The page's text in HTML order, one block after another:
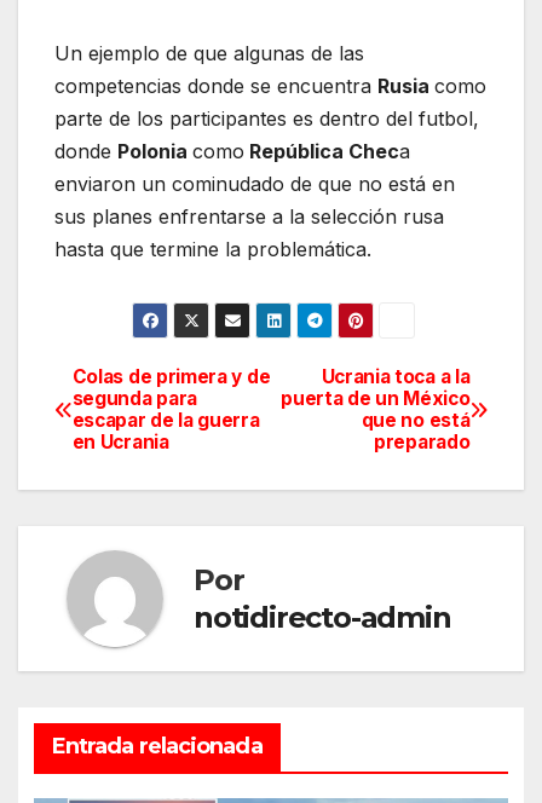
Un ejemplo de que algunas de las
competencias donde se encuentra Rusia como
parte de los participantes es dentro del futbol,
donde Polonia como República Checa
enviaron un cominudado de que no está en
sus planes enfrentarse a la selección rusa
hasta que termine la problemática.
Navegación
de
entradas
Ucrania toca a la
puerta de un México
que no está
preparado
Colas de primera y de
segunda para
escapar de la guerra
en Ucrania
Por
notidirecto-admin
Entrada relacionada